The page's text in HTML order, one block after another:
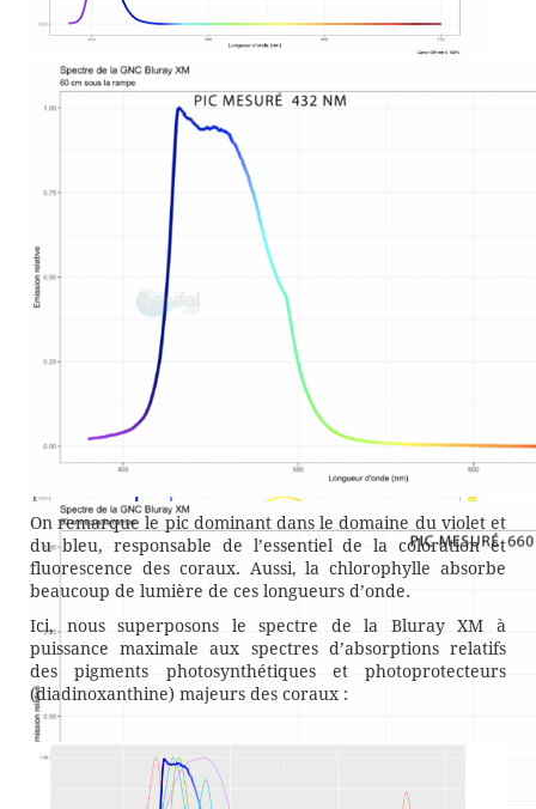
On remarque le pic dominant dans le domaine du violet et
du bleu, responsable de l’essentiel de la coloration et
fluorescence des coraux. Aussi, la chlorophylle absorbe
beaucoup de lumière de ces longueurs d’onde.
Ici, nous superposons le spectre de la Bluray XM à
puissance maximale aux spectres d’absorptions relatifs
des pigments photosynthétiques et photoprotecteurs
(diadinoxanthine) majeurs des coraux :